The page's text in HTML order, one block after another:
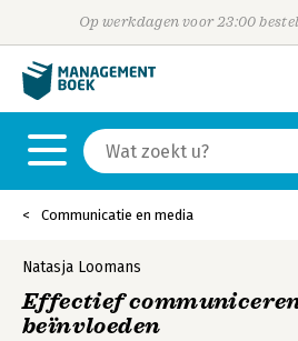
Op werkdagen voor 23:00
Communicatie en media
Natasja Loomans
Effectief
beïnvloeden